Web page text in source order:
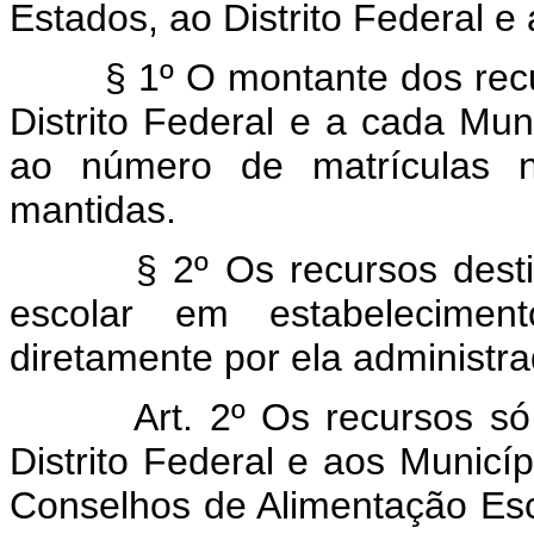
Estados, ao Distrito Federal e
§ 1º O montante dos
Distrito Federal e a cada
ao número de matrículas
mantidas.
§ 2º Os recursos
escolar em
diretamente por ela
Art. 2º Os recursos só
Distrito Federal e aos
Conselhos de Alimentação